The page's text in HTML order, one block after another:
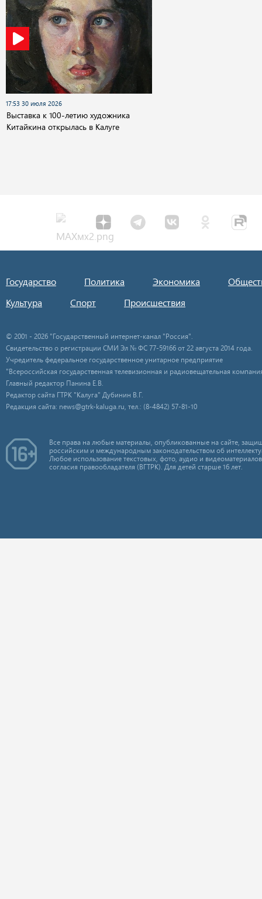
17:53 30 июля 2026
Выставка к 100-летию художника
Китайкина открылась в Калуге
Государство Политика Экономика
Культура
Спорт Происшествия
© 2001 - 2026 "Государственный интернет-канал "Россия".
Свидетельство о регистрации СМИ Эл № ФС 77-59166 от 22 августа 2014 года.
Учредитель федеральное государственное унитарное предприятие
"Всероссийская государственная телевизионная и радиовещательная
Главный редактор Панина Е.В.
Редактор сайта ГТРК "Калуга" Дубинин В.Г.
Редакция сайта: news@gtrk-kaluga.ru, тел.: (8-4842) 57-81-10
Все права на любые материалы, опубликованные на сайте,
российским и международным законодательством об
Любое использование текстовых, фото, аудио и
согласия правообладателя (ВГТРК). Для детей старше 16 лет.